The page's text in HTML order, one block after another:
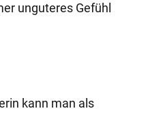
unguteres Gefühl
kann man als